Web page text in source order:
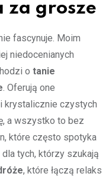
za grosze
fascynuje. Moim
niedocenianych
o tanie
. Oferują one
krystalicznie czystych
a wszystko to bez
które często spotyka
dla tych, którzy szukają
, które łączą relaks